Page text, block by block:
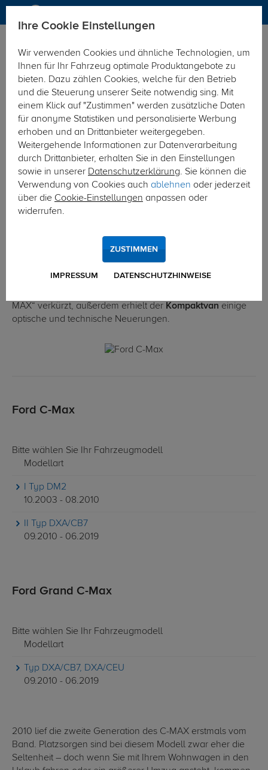
MODELÜBERSICHT
PKW-Kupplungskonfigurator
Umgebung und ermöglicht ein unbeschwertes
1
Hersteller
2
Modell
3
Eine Anhängerkupplung für den Ford C-MAX
MAX, der damals noch als „Ford Focus C-MAX“
MAX“ verkürzt, außerdem erhielt der Kompaktvan einige
optische und technische Neuerungen.
Ford C-Max
Bitte wählen Sie Ihr Fahrzeugmodell
Modellart
I Typ DM2
10.2003 - 08.2010
II Typ DXA/CB7
09.2010 - 06.2019
Ford Grand C-Max
Bitte wählen Sie Ihr Fahrzeugmodell
Modellart
Typ DXA/CB7, DXA/CEU
09.2010 - 06.2019
2010 lief die zweite Generation des C-MAX erstmals vom
Band. Platzsorgen sind bei diesem Modell zwar eher die
Seltenheit – doch wenn Sie mit Ihrem Wohnwagen in den
Ihre Cookie Einstellungen
Wir verwenden Cookies und ähnliche Technologien, um
Ihnen für Ihr Fahrzeug optimale Produktangebote zu
bieten. Dazu zählen Cookies, welche für den Betrieb
und die Steuerung unserer Seite notwendig sing. Mit
einem Klick auf "Zustimmen" werden zusätzliche Daten
für anonyme Statistiken und personalisierte Werbung
erhoben und an Drittanbieter weitergegeben.
Weitergehende Informationen zur Datenverarbeitung
durch Drittanbieter, erhalten Sie in den Einstellungen
sowie in unserer Datenschutzerklärung. Sie können die
Verwendung von Cookies auch ablehnen oder jederzeit
über die Cookie-Einstellungen anpassen oder
widerrufen.
IMPRESSUM DATENSCHUTZHINWEISE
ZUSTIMMEN